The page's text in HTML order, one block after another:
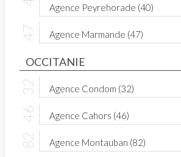
Agence Peyrehorade (40)
Agence Marmande (47)
OCCITANIE
Agence Condom (32)
Agence Cahors (46)
Agence Montauban (82)